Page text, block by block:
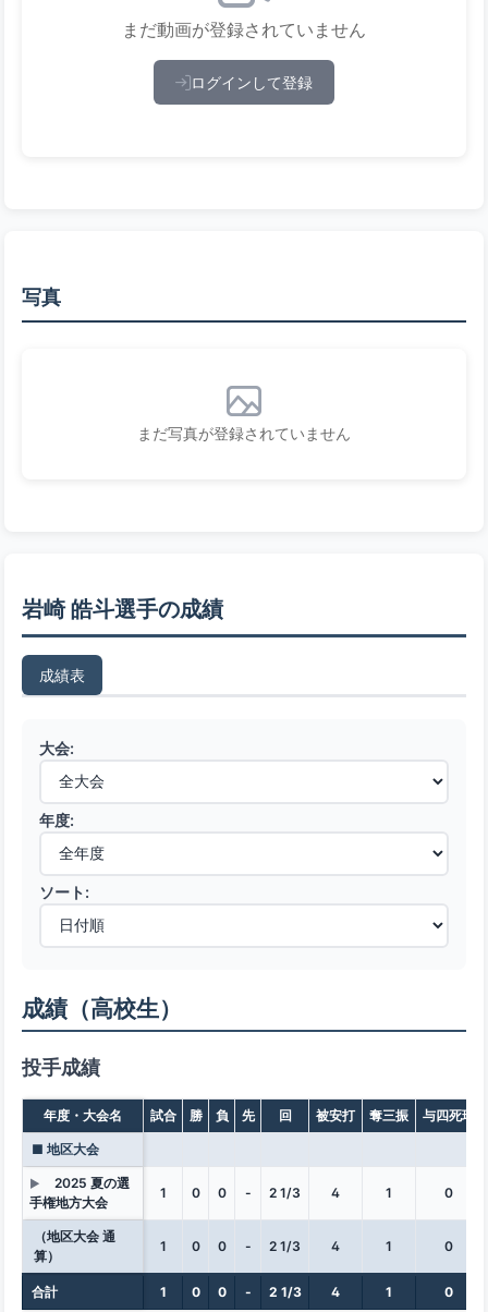
まだ動画が登録されていません
ログインして登録
写真
まだ写真が登録されていません
岩崎 皓斗選手の成績
成績表
大会:
年度:
ソート:
成績（高校生）
投手成績
年度・大会名 試合 勝 負 先 回 被安打 奪三振 与四死球
■ 地区大会
▶
2025 夏の選
手権地方大会
1 0 0 - 2 1/3 4 1 0
（地区大会 通
算）
1 0 0 - 2 1/3 4 1 0
合計 1 0 0 - 2 1/3 4 1 0